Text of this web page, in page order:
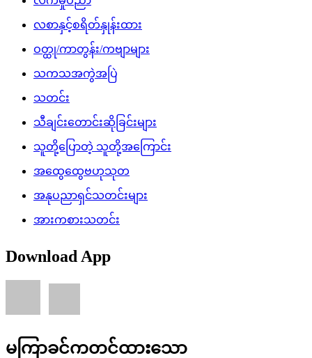
လစာနှင့်စရိတ်နှုန်းထား
ဝတ္ထု/ကာတွန်း/ကဗျာများ
သကသအကွဲအပြဲ
သတင်း
သီချင်းတောင်းဆိုခြင်းများ
သူတို့ပြောတဲ့ သူတို့အကြောင်း
အထွေထွေဗဟုသုတ
အနုပညာရှင်သတင်းများ
အားကစားသတင်း
Download App
မကြာခင်ကတင်ထားသော